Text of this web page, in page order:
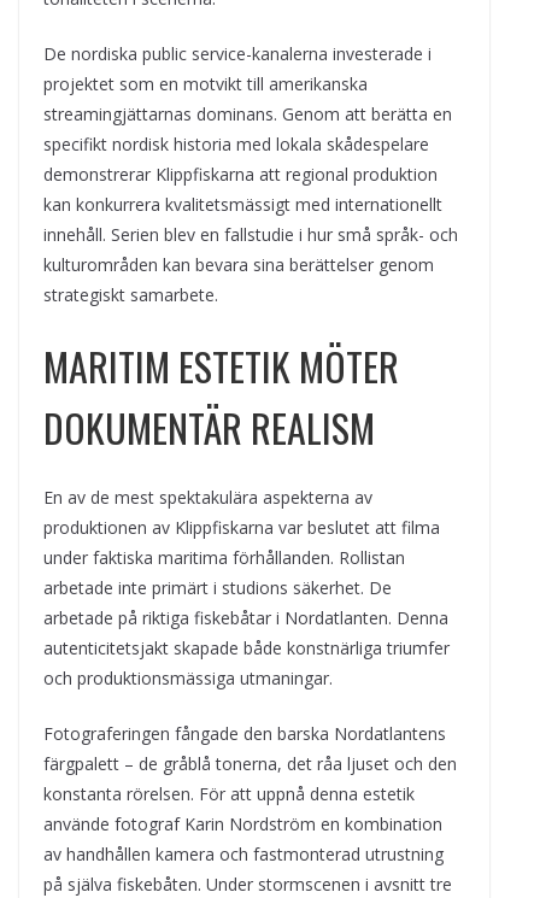
De nordiska public service-kanalerna investerade i
projektet som en motvikt till amerikanska
streamingjättarnas dominans. Genom att berätta en
specifikt nordisk historia med lokala skådespelare
demonstrerar Klippfiskarna att regional produktion
kan konkurrera kvalitetsmässigt med internationellt
innehåll. Serien blev en fallstudie i hur små språk- och
kulturområden kan bevara sina berättelser genom
strategiskt samarbete.
MARITIM ESTETIK MÖTER
DOKUMENTÄR REALISM
En av de mest spektakulära aspekterna av
produktionen av Klippfiskarna var beslutet att filma
under faktiska maritima förhållanden. Rollistan
arbetade inte primärt i studions säkerhet. De
arbetade på riktiga fiskebåtar i Nordatlanten. Denna
autenticitetsjakt skapade både konstnärliga triumfer
och produktionsmässiga utmaningar.
Fotograferingen fångade den barska Nordatlantens
färgpalett – de gråblå tonerna, det råa ljuset och den
konstanta rörelsen. För att uppnå denna estetik
använde fotograf Karin Nordström en kombination
av handhållen kamera och fastmonterad utrustning
på själva fiskebåten. Under stormscenen i avsnitt tre